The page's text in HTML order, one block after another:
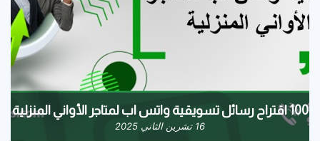
100 اقتراح رسائل تسويقية واتس اب لمتاجر الأواني المنزلية
16 تشرين الثاني 2025